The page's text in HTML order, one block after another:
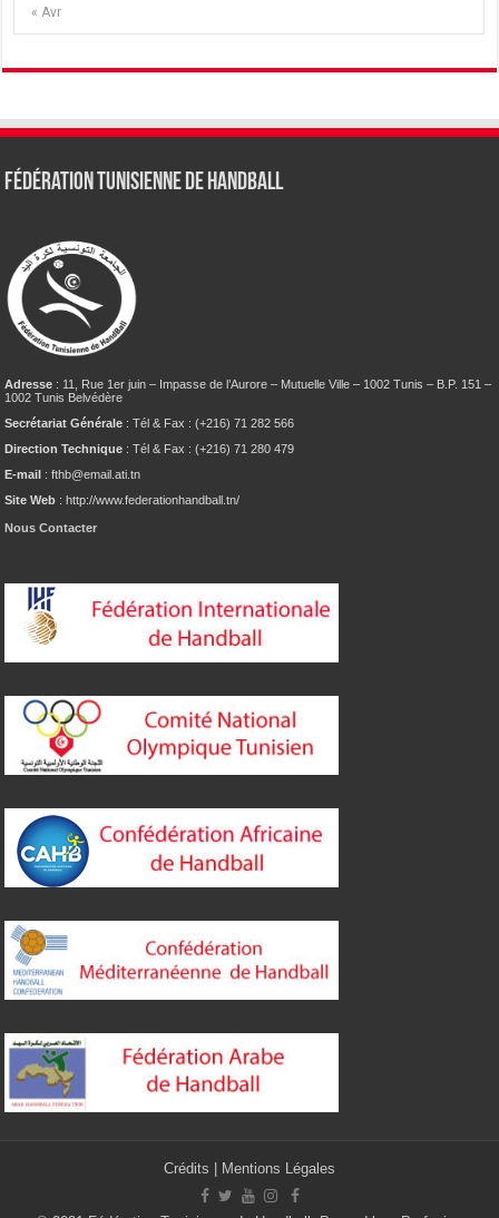
« Avr
Fédération tunisienne de Handball
Adresse : 11, Rue 1er juin – Impasse de l’Aurore – Mutuelle Ville – 1002 Tunis – B.P. 151 –
1002 Tunis Belvédère
Secrétariat Générale : Tél & Fax : (+216) 71 282 566
Direction Technique : Tél & Fax : (+216) 71 280 479
E-mail : fthb@email.ati.tn
Site Web : http://www.federationhandball.tn/
Nous Contacter
Crédits | Mentions Légales